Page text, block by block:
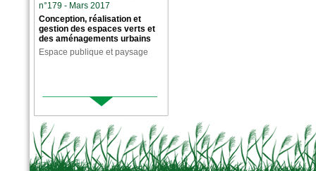
n°179 - Mars 2017
Conception, réalisation et
gestion des espaces verts et
des aménagements urbains
Espace publique et paysage